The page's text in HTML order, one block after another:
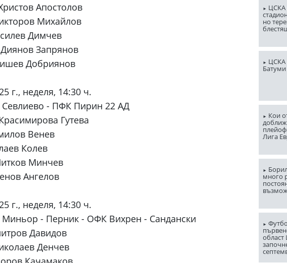
Апостолов
Михайлов
Димчев
Запрянов
Добриянов
г., неделя, 14:30 ч.
Севлиево - ПФК Пирин 22 АД
Гутева
Венев
Колев
Минчев
Ангелов
г., неделя, 14:30 ч.
Миньор - Перник - ОФК Вихрен - Сандански
Давидов
Денчев
ЦСКА
но
ЦСКА
Батуми
Кои
Лига
много